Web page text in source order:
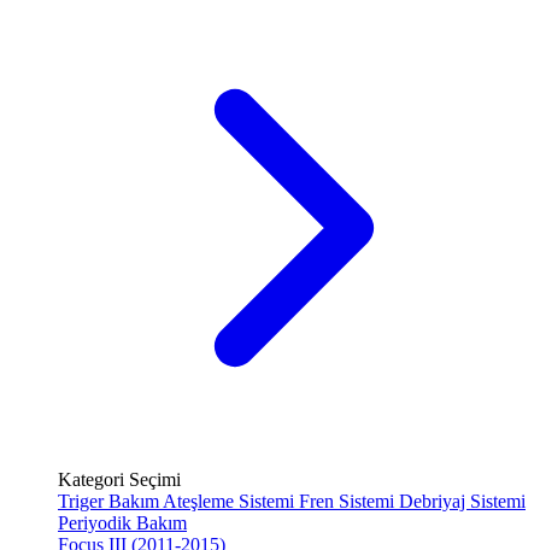
Kategori Seçimi
Triger Bakım Ateşleme Sistemi Fren Sistemi Debriyaj Sistemi
Periyodik Bakım
Focus III (2011-2015)